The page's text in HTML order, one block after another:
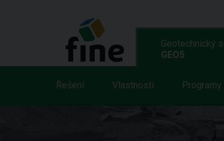
Geotechnický
GEO5
Řešení Vlastnosti Programy